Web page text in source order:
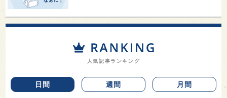
人気記事ランキング
日間 週間 月間